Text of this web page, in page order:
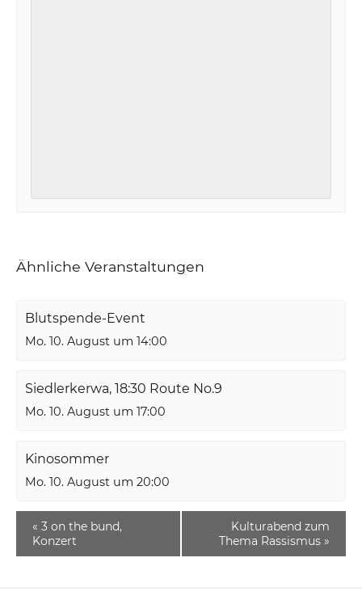
Ähnliche Veranstaltungen
Blutspende-Event
Mo. 10. August um 14:00
Siedlerkerwa, 18:30 Route No.9
Mo. 10. August um 17:00
Kinosommer
Mo. 10. August um 20:00
« 3 on the bund,
Konzert
Kulturabend zum
Thema Rassismus »